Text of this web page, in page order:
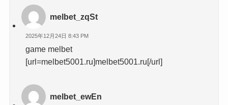
melbet_zqSt
2025年12月24日 8:43 PM
game melbet
[url=melbet5001.ru]melbet5001.ru[/url]
melbet_ewEn